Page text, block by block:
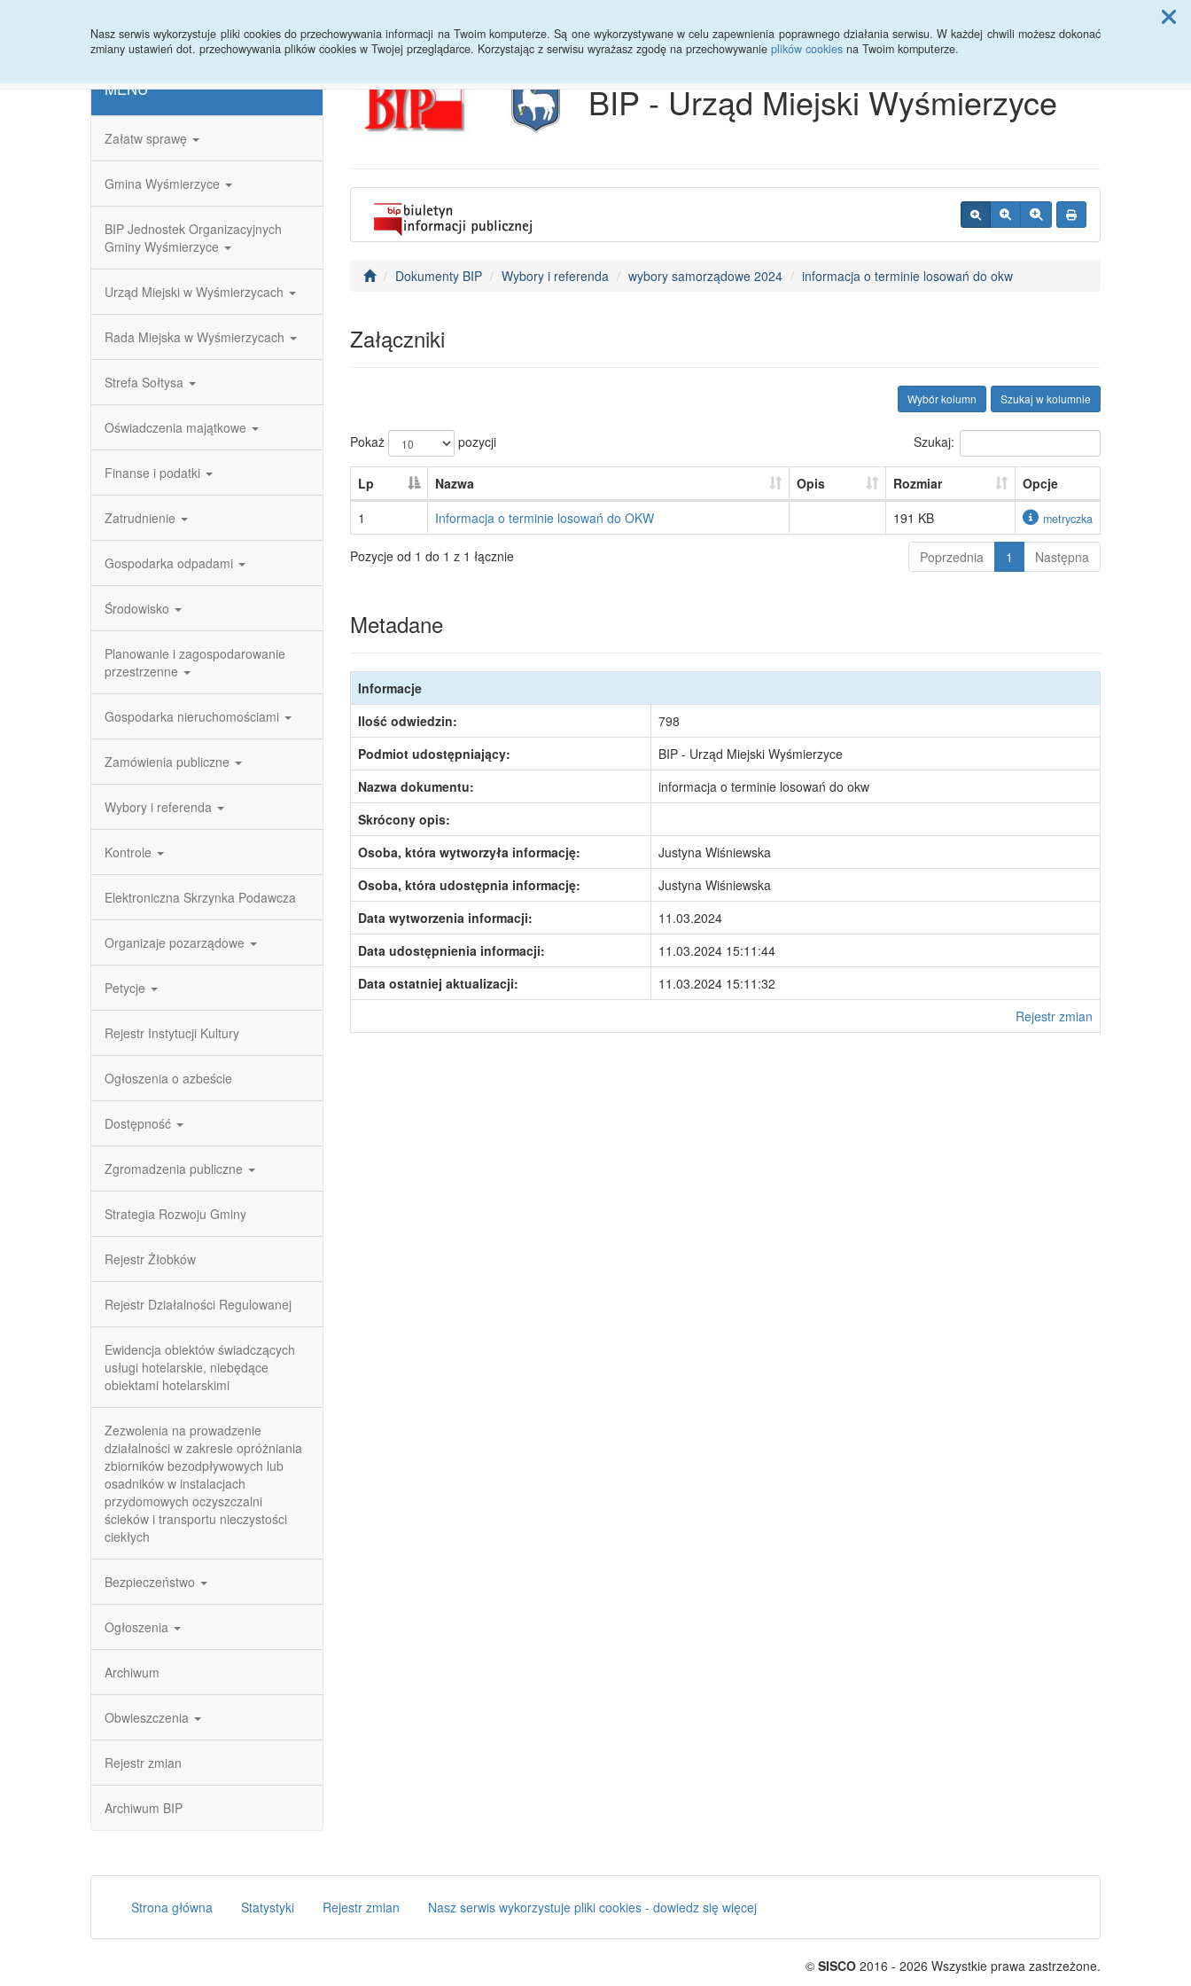
Nasz serwis wykorzystuje pliki cookies do przechowywania informacji na Twoim komputerze. Są one wykorzystywane w celu zapewnienia poprawnego działania serwisu. W każdej chwili możesz dokonać
zmiany ustawień dot. przechowywania plików cookies w Twojej przeglądarce. Korzystając z serwisu wyrażasz zgodę na przechowywanie plików cookies na Twoim komputerze.
Przycisk wyszukaj duży
MENU
Załatw sprawę
Gmina Wyśmierzyce
BIP Jednostek Organizacyjnych
Gminy Wyśmierzyce
Urząd Miejski w Wyśmierzycach
Rada Miejska w Wyśmierzycach
Strefa Sołtysa
Oświadczenia majątkowe
Finanse i podatki
Zatrudnienie
Gospodarka odpadami
Środowisko
Planowanie i zagospodarowanie
przestrzenne
Gospodarka nieruchomościami
Zamówienia publiczne
Wybory i referenda
Kontrole
Elektroniczna Skrzynka Podawcza
Organizaje pozarządowe
Petycje
Rejestr Instytucji Kultury
Ogłoszenia o azbeście
Dostępność
Zgromadzenia publiczne
Strategia Rozwoju Gminy
Rejestr Żłobków
Rejestr Działalności Regulowanej
Ewidencja obiektów świadczących
usługi hotelarskie, niebędące
obiektami hotelarskimi
Zezwolenia na prowadzenie
działalności w zakresie opróżniania
zbiorników bezodpływowych lub
osadników w instalacjach
przydomowych oczyszczalni
ścieków i transportu nieczystości
ciekłych
Bezpieczeństwo
Ogłoszenia
Archiwum
Obwieszczenia
Rejestr zmian
Archiwum BIP
BIP - Urząd Miejski Wyśmierzyce
Dokumenty BIP Wybory i referenda wybory samorządowe 2024 informacja o terminie losowań do okw
Załączniki
Szukaj w kolumnie
Wybór kolumn
Pokaż pozycji Szukaj:
Lp Nazwa Opis Rozmiar
Opcje
1
Informacja o terminie losowań do OKW 191 KB metryczka
Pozycje od 1 do 1 z 1 łącznie Poprzednia 1 Następna
Metadane
Informacje
Ilość odwiedzin:
798
Podmiot udostępniający:
BIP - Urząd Miejski Wyśmierzyce
Nazwa dokumentu:
informacja o terminie losowań do okw
Skrócony opis:
Osoba, która wytworzyła informację:
Justyna Wiśniewska
Osoba, która udostępnia informację:
Justyna Wiśniewska
Data wytworzenia informacji:
11.03.2024
Data udostępnienia informacji:
11.03.2024 15:11:44
Data ostatniej aktualizacji:
11.03.2024 15:11:32
Rejestr zmian
Strona główna Statystyki Rejestr zmian Nasz serwis wykorzystuje pliki cookies - dowiedz się więcej
© SISCO 2016 - 2026 Wszystkie prawa zastrzeżone.